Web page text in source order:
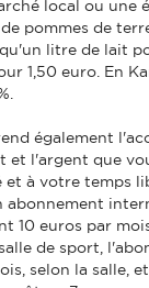
local ou une
pommes de
litre de lait
1,50 euro. En
également
et l'argent que
à votre temps
10 euros par
de sport,
selon la salle,